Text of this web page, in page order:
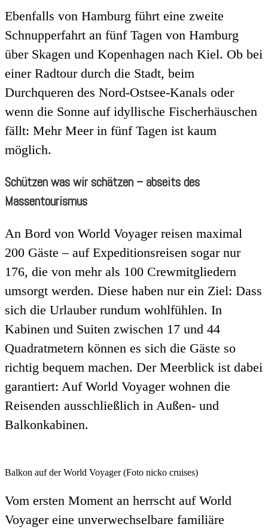
Ebenfalls von Hamburg führt eine zweite
Schnupperfahrt an fünf Tagen von Hamburg
über Skagen und Kopenhagen nach Kiel. Ob bei
einer Radtour durch die Stadt, beim
Durchqueren des Nord-Ostsee-Kanals oder
wenn die Sonne auf idyllische Fischerhäuschen
fällt: Mehr Meer in fünf Tagen ist kaum
möglich.
Schützen was wir schätzen – abseits des
Massentourismus
An Bord von World Voyager reisen maximal
200 Gäste – auf Expeditionsreisen sogar nur
176, die von mehr als 100 Crewmitgliedern
umsorgt werden. Diese haben nur ein Ziel: Dass
sich die Urlauber rundum wohlfühlen. In
Kabinen und Suiten zwischen 17 und 44
Quadratmetern können es sich die Gäste so
richtig bequem machen. Der Meerblick ist dabei
garantiert: Auf World Voyager wohnen die
Reisenden ausschließlich in Außen- und
Balkonkabinen.
Balkon auf der World Voyager (Foto nicko cruises)
Vom ersten Moment an herrscht auf World
Voyager eine unverwechselbare familiäre